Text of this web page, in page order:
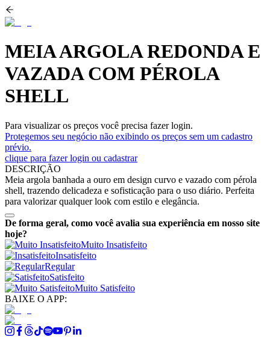
MEIA ARGOLA REDONDA E
VAZADA COM PÉROLA
SHELL
Para visualizar os preços você precisa fazer login.
Protegemos seu negócio não exibindo os preços sem um cadastro
prévio.
clique para fazer login ou cadastrar
DESCRIÇÃO
Meia argola banhada a ouro em design curvo e vazado com pérola
shell, trazendo delicadeza e sofisticação para o uso diário. Perfeita
para valorizar qualquer look com estilo e elegância.
De forma geral, como você avalia sua experiência em nosso site
hoje?
Muito Insatisfeito
Insatisfeito
Regular
Satisfeito
Muito Satisfeito
BAIXE O APP: